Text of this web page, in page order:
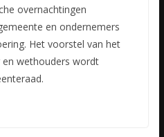
overnachtingen
en ondernemers
Het voorstel van het
wethouders wordt